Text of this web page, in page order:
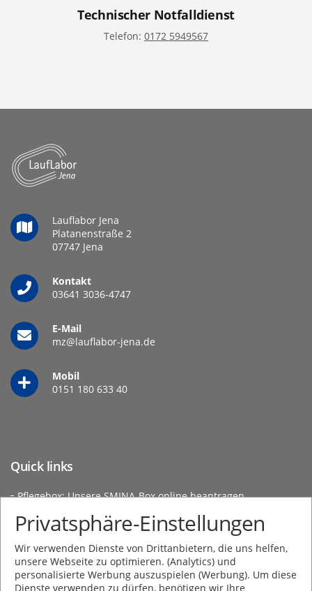
Technischer Notfalldienst
Telefon: 0172 5949567
Lauflabor Jena
Platanenstraße 2
07747 Jena
Kontakt
03641 3036-4747
E-Mail
mz@lauflabor-jena.de
Mobil
0151 180 633 40
Quick links
Pflegebox: Unsere SMINA-Box online beantragen
Orthopädische Einlagen
: bei moveloop online bestellen
Social Media
Privatsphäre-Einstellungen
Wir verwenden Dienste von Drittanbietern, die uns helfen,
unsere Webseite zu optimieren. (Analytics) und
personalisierte Werbung auszuspielen (Werbung). Um diese
Dienste verwenden zu dürfen, benötigen wir Ihre